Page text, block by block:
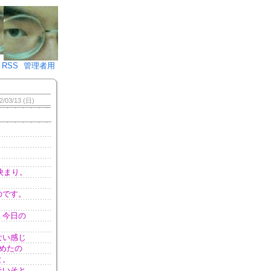
♪)÷2
RSS 管理者用
03/13 (日)
り。
す。
今日の
感じ
たの